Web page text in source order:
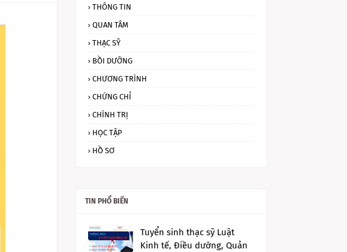
THÔNG TIN
QUAN TÂM
THẠC SỸ
BỒI DƯỠNG
CHƯƠNG TRÌNH
CHỨNG CHỈ
CHÍNH TRỊ
HỌC TẬP
HỒ SƠ
TIN PHỔ BIẾN
Tuyển sinh thạc sỹ Luật
Kinh tế, Điều dưỡng, Quản